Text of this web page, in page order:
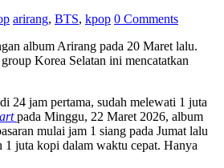
arirang, BTS, kpop 0 Comments
album Arirang pada 20 Maret lalu.
Korea Selatan ini mencatatkan
24 jam pertama, sudah melewati 1 juta
pada Minggu, 22 Maret 2026, album
mulai jam 1 siang pada Jumat lalu
1 juta kopi dalam waktu cepat. Hanya